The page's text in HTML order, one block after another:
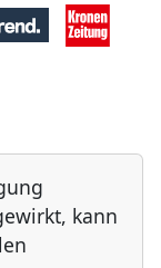
kann